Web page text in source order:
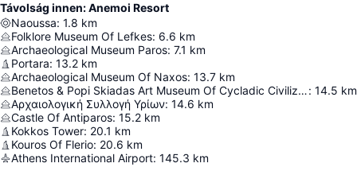
Távolság innen: Anemoi Resort
Naoussa: 1.8 km
Folklore Museum Of Lefkes: 6.6 km
Archaeological Museum Paros: 7.1 km
Portara: 13.2 km
Archaeological Museum Of Naxos: 13.7 km
Benetos & Popi Skiadas Art Museum Of Cycladic Civilization: 14.5 km
Αρχαιολογική Συλλογή Υρίων: 14.6 km
Castle Of Antiparos: 15.2 km
Kokkos Tower: 20.1 km
Kouros Of Flerio: 20.6 km
Athens International Airport: 145.3 km